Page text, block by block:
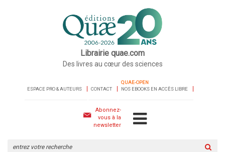
Librairie quae.com
Des livres au cœur des sciences
ESPACE PRO & AUTEURS CONTACT
QUAE-OPEN
NOS EBOOKS EN ACCÈS LIBRE
Abonnez-
vous à la
newsletter